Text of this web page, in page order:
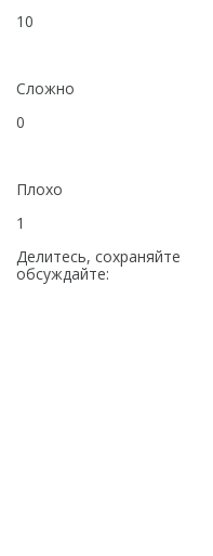
10
Сложно
0
Плохо
1
Делитесь, сохраняйте
обсуждайте: